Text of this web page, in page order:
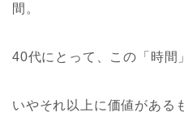
間。
40代にとって、この「時間
いやそれ以上に価値がある